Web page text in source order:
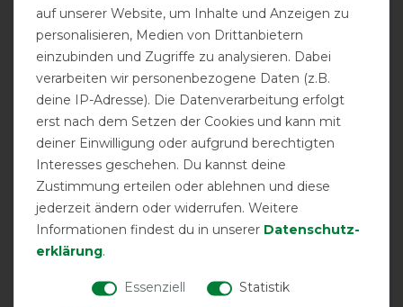
LATEST REVIEWS
Die Decke ist Optimal, hat eine tolle Passform und
unsere Ponys fühlen sehr wohl. Super Qualität ,sehr
hübsch anzusehen .
09.08.2019
Stall und Weide tauglich
20.06.2017
In der Größe 135 für mein Pony bestellt. Decke sitzt gut,
jedoch ist der Bauchlatz leider viel zu lang und lässt sich
auf unserer Website, um Inhalte und Anzeigen zu
personalisieren, Medien von Drittanbietern
einzubinden und Zugriffe zu analysieren. Dabei
verarbeiten wir personenbezogene Daten (z.B.
deine IP-Adresse). Die Datenverarbeitung erfolgt
erst nach dem Setzen der Cookies und kann mit
deiner Einwilligung oder aufgrund berechtigten
Interesses geschehen. Du kannst deine
Zustimmung erteilen oder ablehnen und diese
jederzeit ändern oder widerrufen. Weitere
Informationen findest du in unserer Daten­schutz­
erklärung.
Essenziell
Statistik